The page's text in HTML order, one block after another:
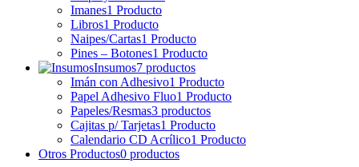
Imanes1 Producto
Libros1 Producto
Naipes/Cartas1 Producto
Pines – Botones1 Producto
Insumos7 productos
Imán con Adhesivo1 Producto
Papel Adhesivo Fluo1 Producto
Papeles/Resmas3 productos
Cajitas p/ Tarjetas1 Producto
Calendario CD Acrílico1 Producto
Otros Productos0 productos